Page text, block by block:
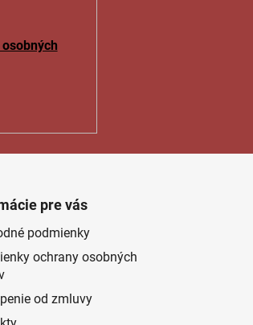
pre vás
podmienky
ochrany osobných
od zmluvy